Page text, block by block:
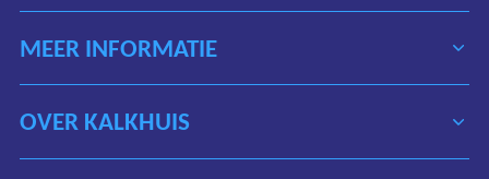
MEER INFORMATIE
OVER KALKHUIS